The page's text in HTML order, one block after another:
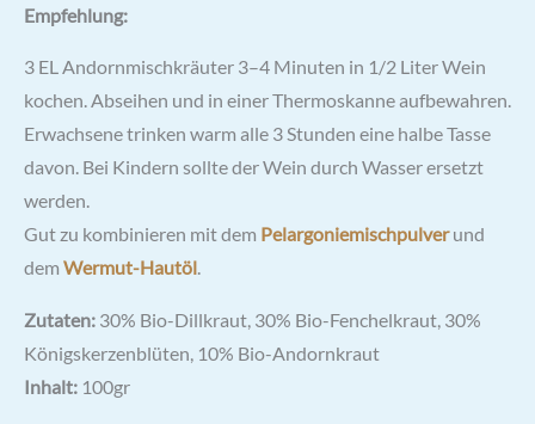
Empfehlung:
3 EL Andornmischkräuter 3–4 Minuten in 1/2 Liter Wein
kochen. Abseihen und in einer Thermoskanne aufbewahren.
Erwachsene trinken warm alle 3 Stunden eine halbe Tasse
davon. Bei Kindern sollte der Wein durch Wasser ersetzt
werden.
Gut zu kombinieren mit dem Pelargoniemischpulverund
dem Wermut-Hautöl.
Zutaten: 30% Bio-Dillkraut, 30% Bio-Fenchelkraut, 30%
Königskerzenblüten, 10% Bio-Andornkraut
Inhalt: 100gr